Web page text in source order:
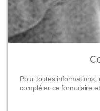
Pour toutes informations,
compléter ce formulaire et